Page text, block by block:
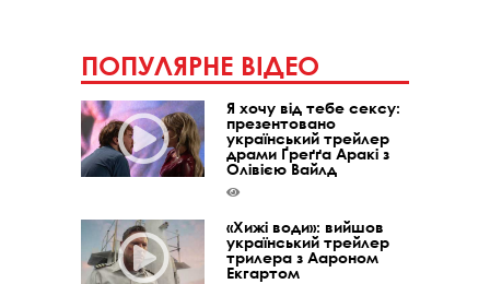
ПОПУЛЯРНЕ ВІДЕО
Я хочу від тебе сексу:
презентовано
український трейлер
драми Ґреґґа Аракі з
Олівією Вайлд
«Хижі води»: вийшов
український трейлер
трилера з Аароном
Екгартом